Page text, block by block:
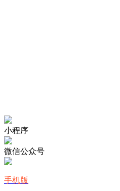
小程序
微信公众号
手机版